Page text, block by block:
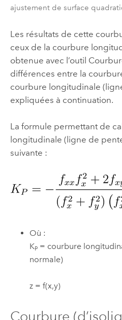
ajustement de surface
Les résultats de cette
ceux de la courbure
obtenue avec l’outil
différences entre la
courbure longitudinale
expliquées à continuation.
La formule permettant de
longitudinale (ligne de
suivante :
Où :
KP = courbure
normale)
z = f(x,y)
Courbure